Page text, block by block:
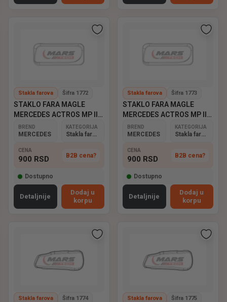
Stakla farova Šifra 1772
STAKLO FARA MAGLE
MERCEDES ACTROS MP II
DESNO
BREND
MERCEDES
KATEGORIJA
Stakla farova
CENA
900 RSD B2B cena?
Dostupno
Detaljnije
Dodaj u
korpu
Stakla farova Šifra 1773
STAKLO FARA MAGLE
MERCEDES ACTROS MP II
LEVO
BREND
MERCEDES
KATEGORIJA
Stakla farova
CENA
900 RSD B2B cena?
Dostupno
Detaljnije
Dodaj u
korpu
Stakla farova Šifra 1774 Stakla farova Šifra 1775